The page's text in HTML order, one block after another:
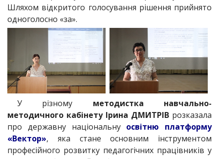
Шляхом відкритого голосування рішення прийнято
одноголосно «за».
У різному методистка навчально-
методичного кабінету Ірина ДМИТРІВ розказала
про державну національну освітню платформу
«Вектор», яка стане основним інструментом
професійного розвитку педагогічних працівників у